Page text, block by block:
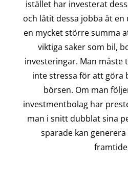
istället har investerat
och låtit dessa jobba åt
en mycket större summa
viktiga saker som bil,
investeringar. Man måste
inte stressa för att göra
börsen. Om man
investmentbolag har
man i snitt dubblat sina
sparade kan